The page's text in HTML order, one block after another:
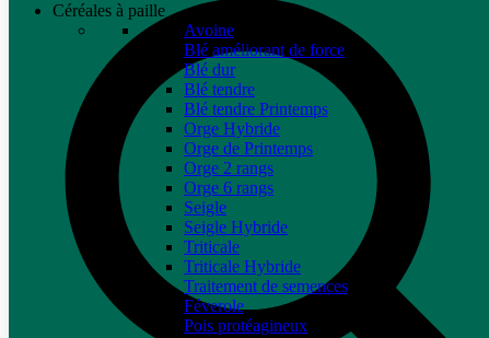
Céréales à paille
Avoine
Blé améliorant de force
Blé dur
Blé tendre
Blé tendre Printemps
Orge Hybride
Orge de Printemps
Orge 2 rangs
Orge 6 rangs
Seigle
Seigle Hybride
Triticale
Triticale Hybride
Traitement de semences
Féverole
Pois protéagineux